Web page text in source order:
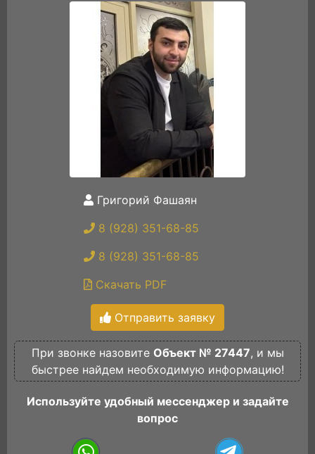
Григорий Фашаян
8 (928) 351-68-85
8 (928) 351-68-85
Скачать PDF
Отправить заявку
При звонке назовите Объект № 27447, и мы
быстрее найдем необходимую информацию!
Используйте удобный мессенджер и задайте
вопрос